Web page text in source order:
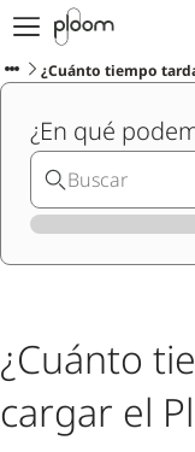
Descubre Ploom
Tienda
Ploom Club
Blog
Ayuda y soporte
Localiza tu tienda
¿Cuánto tiempo
¿En qué
¿Cuánto
cargar el